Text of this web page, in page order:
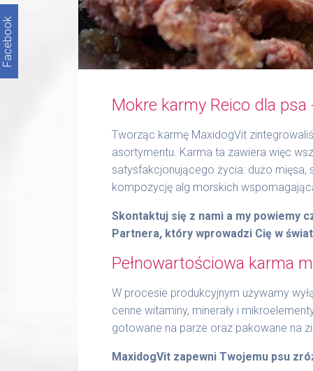
Mokre karmy Reico dla psa
Tworząc karmę MaxidogVit
asortymentu. Karma ta zawiera więc
satysfakcjonującego życia: dużo mięsa,
kompozycję alg morskich
Skontaktuj się z nami a my powiemy
Partnera, który wprowadzi Cię w
Pełnowartościowa karma
W procesie produkcyjnym używamy
cenne witaminy, minerały i
gotowane na parze oraz pakowane na
MaxidogVit zapewni Twojemu psu
Facebook